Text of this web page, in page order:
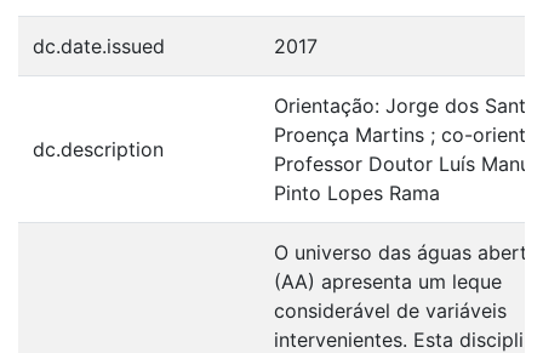
dc.date.issued 2017
dc.description
Orientação: Jorge dos
Proença Martins ; co-
Professor Doutor Luís
Pinto Lopes Rama
O universo das águas
(AA) apresenta um leque
considerável de variáveis
intervenientes. Esta